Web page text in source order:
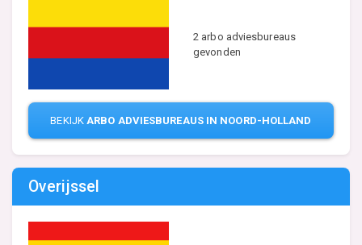
2 arbo adviesbureaus
gevonden
BEKIJKARBO ADVIESBUREAUS IN NOORD-HOLLAND
Overijssel